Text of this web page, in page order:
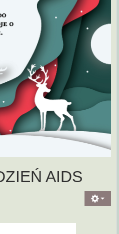
AIDS